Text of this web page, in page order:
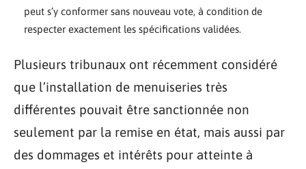
peut s’y conformer sans nouveau vote, à condition de
respecter exactement les spécifications validées.
Plusieurs tribunaux ont récemment considéré
que l’installation de menuiseries très
différentes pouvait être sanctionnée non
seulement par la remise en état, mais aussi par
des dommages et intérêts pour atteinte à